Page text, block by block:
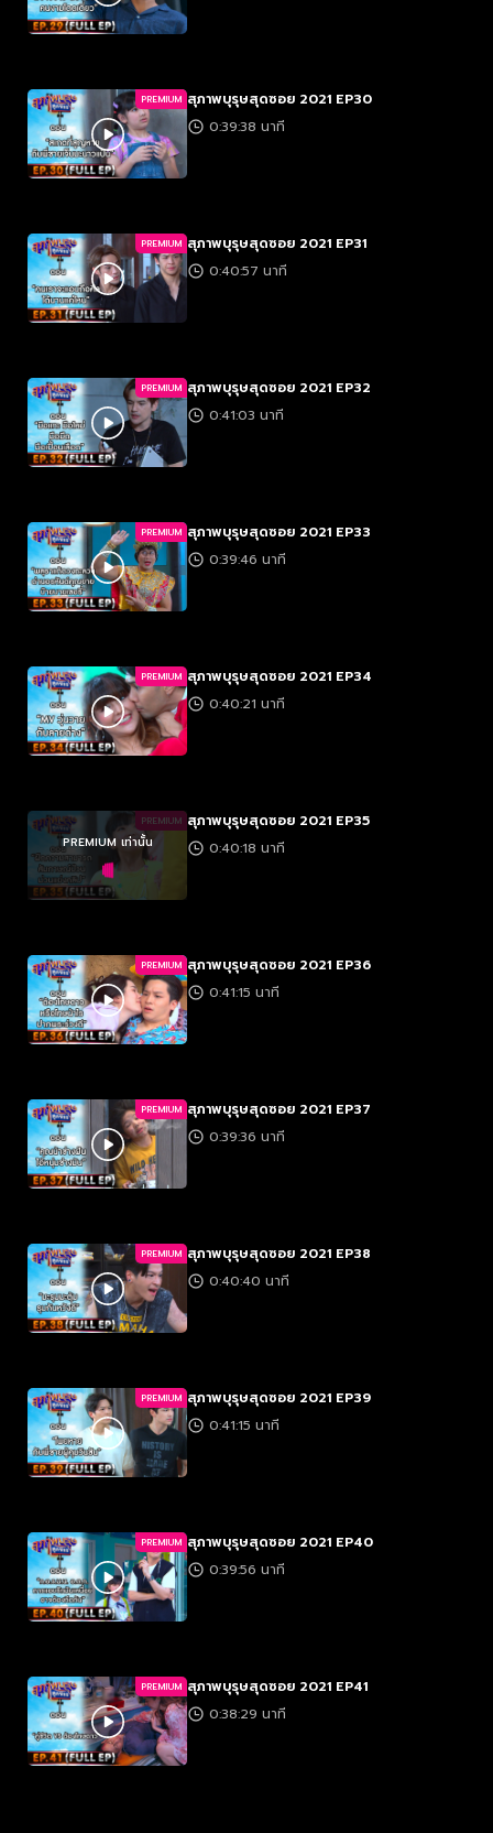
PREMIUM สุภาพบุรุษสุดซอย 2021 EP30
0:39:38 นาที
PREMIUM สุภาพบุรุษสุดซอย 2021 EP31
0:40:57 นาที
PREMIUM สุภาพบุรุษสุดซอย 2021 EP32
0:41:03 นาที
PREMIUM สุภาพบุรุษสุดซอย 2021 EP33
0:39:46 นาที
PREMIUM สุภาพบุรุษสุดซอย 2021 EP34
0:40:21 นาที
PREMIUM
PREMIUM เท่านั้น
สุภาพบุรุษสุดซอย 2021 EP35
0:40:18 นาที
PREMIUM สุภาพบุรุษสุดซอย 2021 EP36
0:41:15 นาที
PREMIUM สุภาพบุรุษสุดซอย 2021 EP37
0:39:36 นาที
PREMIUM สุภาพบุรุษสุดซอย 2021 EP38
0:40:40 นาที
PREMIUM สุภาพบุรุษสุดซอย 2021 EP39
0:41:15 นาที
PREMIUM สุภาพบุรุษสุดซอย 2021 EP40
0:39:56 นาที
PREMIUM สุภาพบุรุษสุดซอย 2021 EP41
0:38:29 นาที